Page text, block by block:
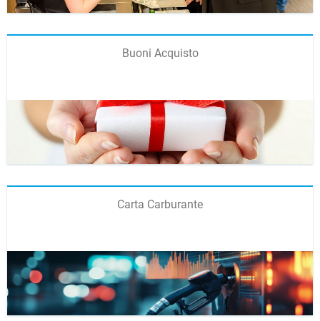
Buoni Acquisto
Carta Carburante